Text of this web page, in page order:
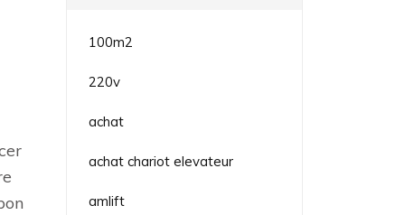
100m2
220v
achat
achat chariot elevateur
amlift